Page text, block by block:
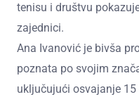
tenisu i društvu
zajednici.
Ana Ivanović je bivša
poznata po svojim
uključujući osvajanje